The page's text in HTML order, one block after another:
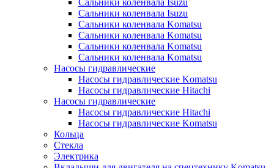
Сальники коленвала Isuzu
Сальники коленвала Isuzu
Сальники коленвала Komatsu
Сальники коленвала Komatsu
Сальники коленвала Komatsu
Сальники коленвала Komatsu
Насосы гидравлические
Насосы гидравлические Komatsu
Насосы гидравлические Hitachi
Насосы гидравлические
Насосы гидравлические Hitachi
Насосы гидравлические Komatsu
Кольца
Стекла
Электрика